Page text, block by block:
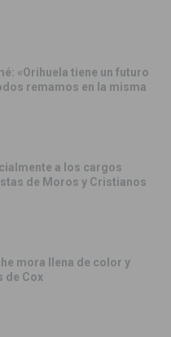
«Orihuela tiene un futuro
remamos en la misma
a los cargos
de Moros y Cristianos
mora llena de color y
de Cox